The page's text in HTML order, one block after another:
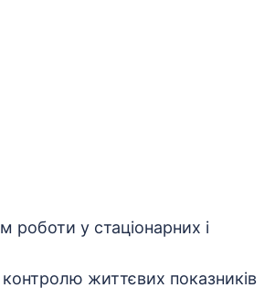
роботи у стаціонарних і
життєвих показників